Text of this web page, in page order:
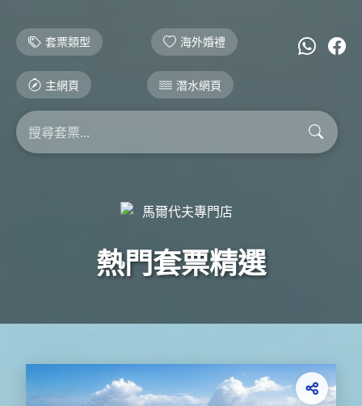
套票類型 海外婚禮
主網頁 潛水網頁
熱門套票精選